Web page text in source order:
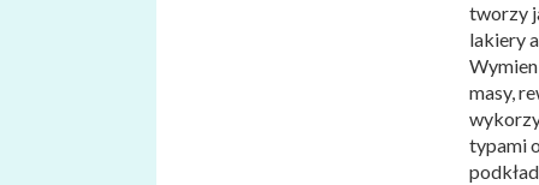
tworzy
lakiery
masy,
typami